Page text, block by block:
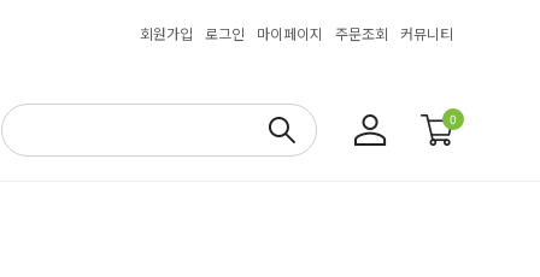
회원가입 로그인 마이페이지 주문조회 커뮤니티
0